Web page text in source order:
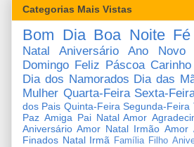
Categorias Mais Vistas
Bom Dia Boa Noite Fé
Natal Aniversário Ano Novo
Domingo Feliz Páscoa Carinho
Dia dos Namorados Dia das
Mulher Quarta-Feira Sexta-
dos Pais Quinta-Feira Segunda-Feira
Paz Amiga Pai Natal Amor
Aniversário Amor Natal Irmão Amor
Finados Natal Irmã Família Filho